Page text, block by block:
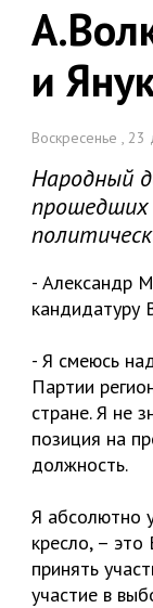
и
Воскресенье ,
Народный
прошедших
- Александр
кандидатуру
- Я смеюсь
Партии
стране. Я не
позиция на
должность.
Я абсолютно
кресло, –
принять
участие в